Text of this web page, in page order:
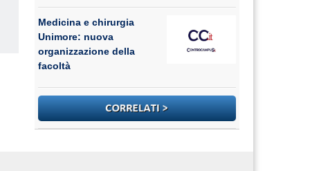
Medicina e chirurgia
Unimore: nuova
organizzazione della
facoltà